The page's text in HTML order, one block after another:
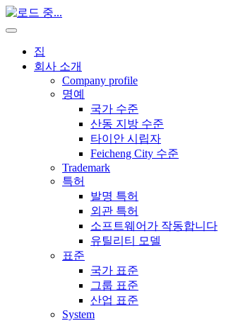
집
회사 소개
Company profile
명예
국가 수준
산동 지방 수준
타이안 시립자
Feicheng City 수준
Trademark
특허
발명 특허
외관 특허
소프트웨어가 작동합니다
유틸리티 모델
표준
국가 표준
그룹 표준
산업 표준
System